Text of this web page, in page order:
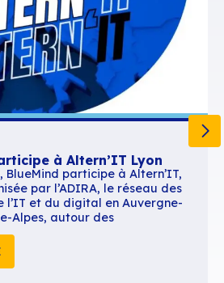
similaires